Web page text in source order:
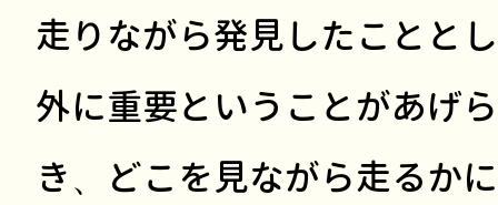
走りながら発見したことと
外に重要ということがあげ
き、どこを見ながら走るか